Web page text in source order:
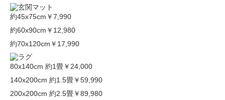
約45x75cm ￥7,990
約60x90cm ￥12,980
約70x120cm ￥17,990
80x140cm 約1畳￥24,000
140x200cm 約1.5畳￥59,990
200x200cm 約2.5畳￥89,980